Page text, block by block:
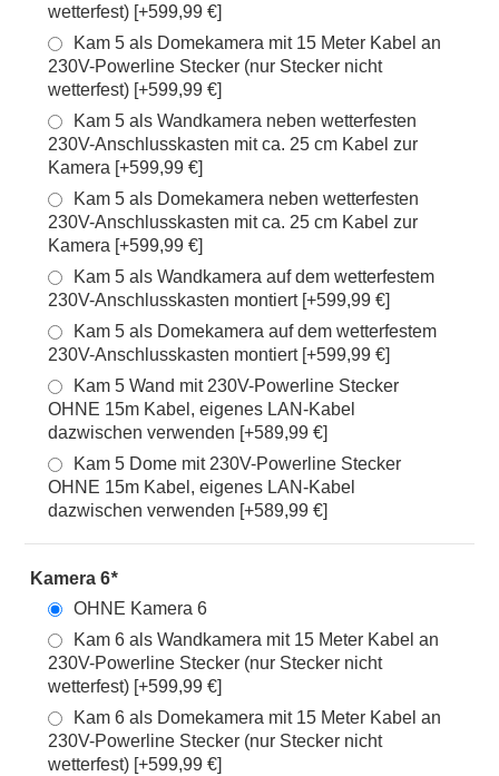
wetterfest) [+599,99 €]
Kam 5 als Domekamera mit 15 Meter Kabel an
230V-Powerline Stecker (nur Stecker nicht
wetterfest) [+599,99 €]
Kam 5 als Wandkamera neben wetterfesten
230V-Anschlusskasten mit ca. 25 cm Kabel zur
Kamera [+599,99 €]
Kam 5 als Domekamera neben wetterfesten
230V-Anschlusskasten mit ca. 25 cm Kabel zur
Kamera [+599,99 €]
Kam 5 als Wandkamera auf dem wetterfestem
230V-Anschlusskasten montiert [+599,99 €]
Kam 5 als Domekamera auf dem wetterfestem
230V-Anschlusskasten montiert [+599,99 €]
Kam 5 Wand mit 230V-Powerline Stecker
OHNE 15m Kabel, eigenes LAN-Kabel
dazwischen verwenden [+589,99 €]
Kam 5 Dome mit 230V-Powerline Stecker
OHNE 15m Kabel, eigenes LAN-Kabel
dazwischen verwenden [+589,99 €]
Kamera 6*
OHNE Kamera 6
Kam 6 als Wandkamera mit 15 Meter Kabel an
230V-Powerline Stecker (nur Stecker nicht
wetterfest) [+599,99 €]
Kam 6 als Domekamera mit 15 Meter Kabel an
230V-Powerline Stecker (nur Stecker nicht
wetterfest) [+599,99 €]